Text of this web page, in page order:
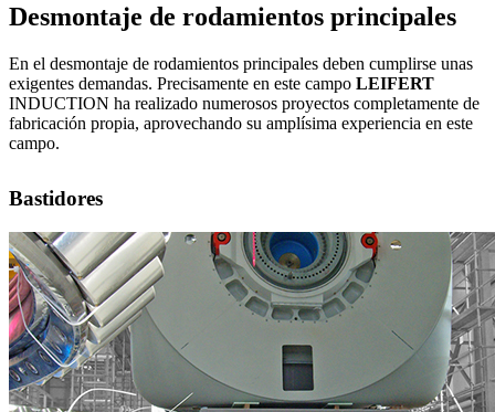
Desmontaje de rodamientos principales
En el desmontaje de rodamientos principales deben cumplirse unas
exigentes demandas. Precisamente en este campo LEIFERT
INDUCTION ha realizado numerosos proyectos completamente de
fabricación propia, aprovechando su amplísima experiencia en este
campo.
Bastidores